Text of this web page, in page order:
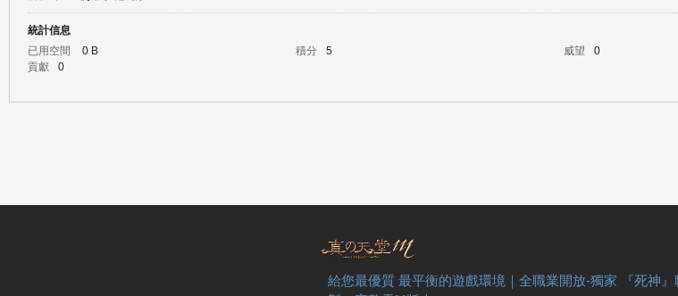
統計信息
已用空間
0 B 積分 5 威望 0
貢獻
0
給您最優質 最平衡的遊戲環境｜全職業開放-獨家 『死神